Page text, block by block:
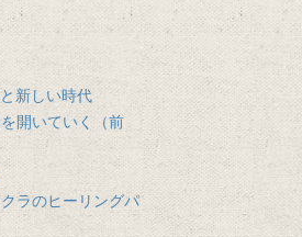
新しい時代
開いていく（前
ラのヒーリングパ